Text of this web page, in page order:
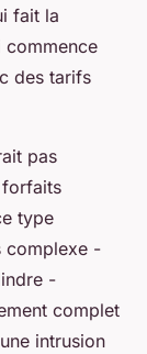
fait la
commence
des tarifs
pas
forfaits
type
complexe -
-
complet
intrusion